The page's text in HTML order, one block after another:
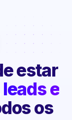
estar
e
os